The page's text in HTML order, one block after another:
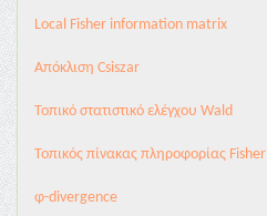
Local Fisher information matrix
Απόκλιση Csiszar
Τοπικό στατιστικό ελέγχου Wald
Τοπικός πίνακας πληροφορίας Fisher
φ-divergence